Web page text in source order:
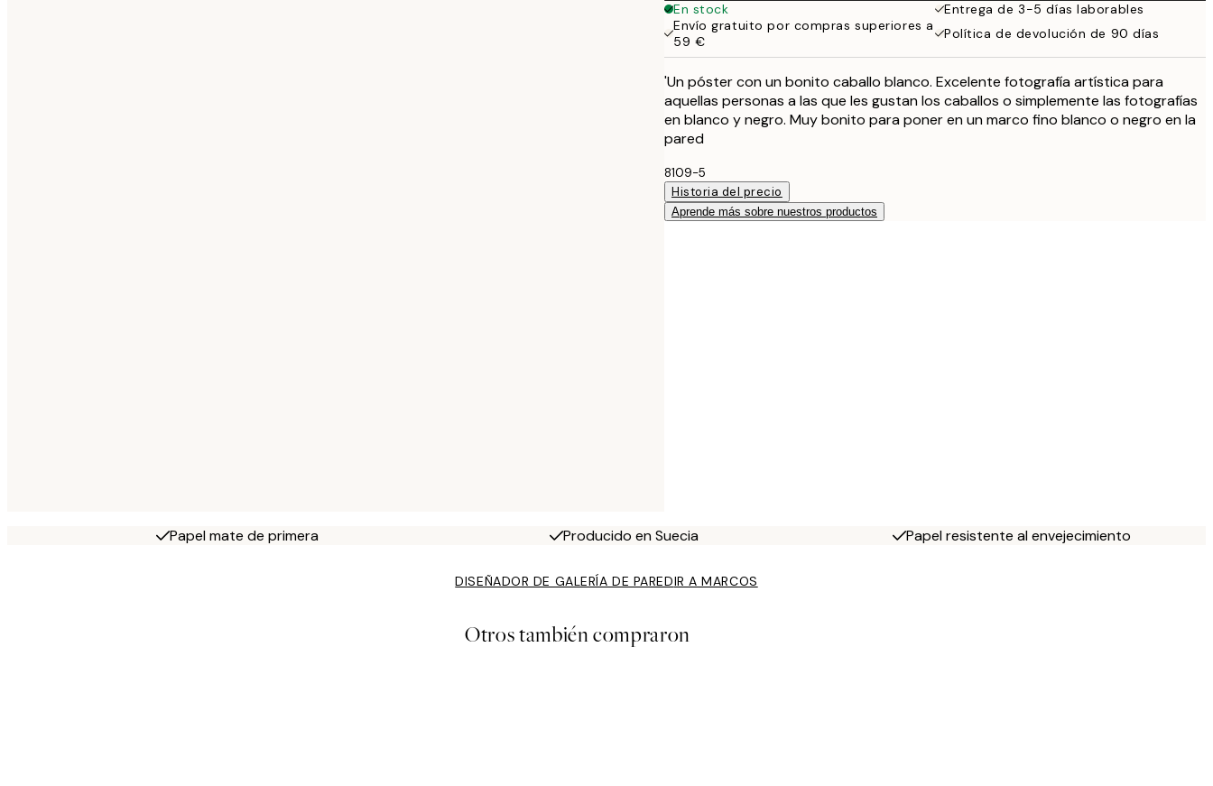
En stock
Entrega de 3-5 días laborables
Envío gratuito por compras superiores a
59 €
Política de devolución de 90 días
'Un póster con un bonito caballo blanco. Excelente fotografía artística para
aquellas personas a las que les gustan los caballos o simplemente las fotografías
en blanco y negro. Muy bonito para poner en un marco fino blanco o negro en la
pared
8109-5
Historia del precio
Aprende más sobre nuestros productos
Papel mate de primera Producido en Suecia Papel resistente al envejecimiento
DISEÑADOR DE GALERÍA DE PAREDIR A MARCOS
Otros también compraron